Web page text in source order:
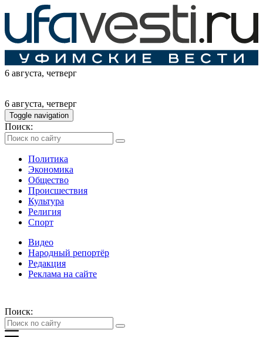
6 августа, четверг
6 августа, четверг
Toggle navigation
Поиск:
Политика
Экономика
Общество
Происшествия
Культура
Религия
Спорт
Видео
Народный репортёр
Редакция
Реклама на сайте
Поиск: